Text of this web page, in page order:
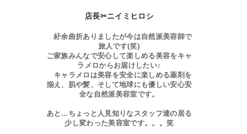
店長✂ニイミヒロシ
紆余曲折ありましたが今は自然派美容師で
旅人です(笑)
ご家族みんなで安心して楽しめる美容をキャ
ラメロからお届けしたい♪
キャラメロは美容を安全に楽しめる薬剤を
揃え、肌や髪、そして地球にも優しい安心安
全な自然派美容室です。
あと…ちょっと人見知りなスタッフ達の居る
少し変わった美容室です。。。笑